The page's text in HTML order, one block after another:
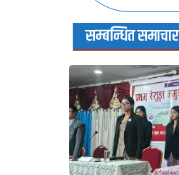
सम्बन्धित समाचार